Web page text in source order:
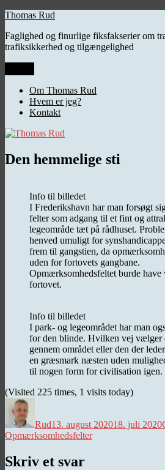
Videre
indhold
Thomas Rud
Faglighed og finurlige fiksfakserier om
trafiksikkerhed og tilgængelighed
Om Thomas Rud
Hvem er jeg?
Kontakt
Den hemmelige sti
Info til billedet
I Frederikshavn har man forsøgt
felter som adgang til et fint og
legeområde tæt på rådhuset.
henved umuligt for
frem til gangstien, da
uden for fortovets gangbane.
Opmærksomhedsfeltet burde have
fortovet.
Info til billedet
I park- og legeområdet har man
for den blinde. Hvilken vej vælger
gennem området eller den der
en græsmark næsten uden
til nogen form for civilisation
(Visited 225 times, 1 visits today)
Rud13. august 202018. juli 2020
Opmærksomhedsfelter
Skriv et svar